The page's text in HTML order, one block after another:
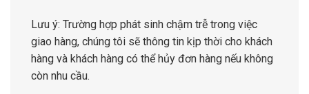
Lưu ý: Trường hợp phát sinh chậm trễ trong việc
giao hàng, chúng tôi sẽ thông tin kịp thời cho khách
hàng và khách hàng có thể hủy đơn hàng nếu không
còn nhu cầu.